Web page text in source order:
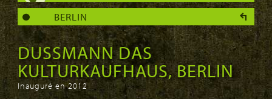
BERLIN
DUSSMANN DAS
KULTURKAUFHAUS, BERLIN
Inauguré en 2012